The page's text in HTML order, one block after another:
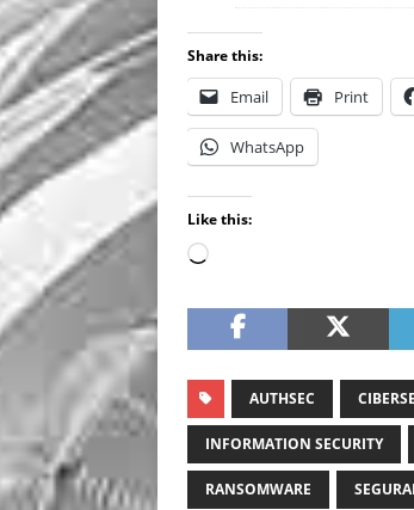
Share this:
Email Print
WhatsApp
Like this:
AUTHSEC
INFORMATION SECURITY
RANSOMWARE